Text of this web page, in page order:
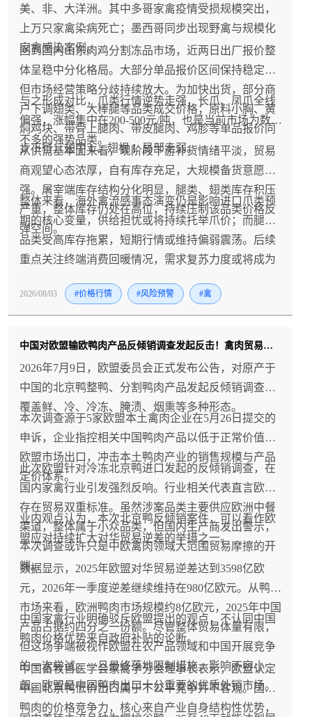
美、非、大洋洲。其中多哥家禽疫情受损规模突出，
上万只家禽染病死亡；墨西哥同步出现野禽与规模化
家禽感染案例。
回到国内山东肉鸡分割冻品市场，近两日出厂报价整
体呈稳中分化格局。大部分单品报价区间保持稳定，
但市场经营策略分歧持续放大。为加快出货，部分商
户下调翅类、大棒腿等品类成交价格；原料小胸、黄
焖鸡块、带骨上腿肉、带皮腿肉、鸡胗等单品报价同
步下行，翅中 L、翅根 L 局部走弱。
与之形成对比，爪类行情逆势走强，长爪、凤爪全线
偏强，涨幅集中在200-500元/吨，也是当前市场为数
不多的强势品类。
从供需基本面来看，现阶段下游补货情绪平淡，贸易
商观望心态浓厚，自有库存充足，大规模备货意愿不
强。屠宰端库存结构分化明显，腿类、翅类库存积压
严重，整体库存仍处在高位，持续压制该品类价格反
弹空间。
整体来看，海外禽流感事态演变仍是影响进口爪类预
期的核心变量，供给担忧或将持续托举爪价；而腿翅
品类受高库存拖累，短期行情或维持偏弱震荡。后续
重点关注终端消费回暖情况，需求复苏力度或将成为
2026/08/03 #价格行情 #风险预警 #禽
中国对欧盟输欧鸭肉产品反倾销调查发起反击！禽肉贸易风险升温！
2026年7月9日，欧盟委员会正式发布公告，对原产于
中国的北京鸭整鸭、分割鸭肉产品发起反倾销调查，
覆盖鲜、冷、冷冻、腌渍、烟熏等多种形态。
本次调查源于5家欧盟本土禽肉企业在5月26日提交的
申诉，企业指控相关中国鸭肉产品以低于正常价值向
欧盟市场出口，冲击本土鸭肉产业的销售规模与产品
定价体系。
此次欧盟针对冷冻北京鸭进口发起的反倾销调查，在
国内家禽行业引发强烈反响。行业相关代表直言欧盟
存在贸易双重标准。虽然涉案品类主要供应欧洲中餐
渠道，整体属于小众品类，但国内生产商发出警示，
本次调查或许只是中欧禽肉领域大范围贸易摩擦的开
端。
业内观点认为，本次北京鸭反倾销案件，可以看作欧
盟应对持续扩大对华贸易逆差的举措之一。
数据显示，2025年欧盟对华贸易逆差达到3598亿欧
元，2026年一季度逆差继续维持在980亿欧元。从鸭肉
市场来看，欧洲鸭肉市场规模约8亿欧元，2025年中国
产品占据约四分之一份额。尽管整体贸易体量有限，
但这场争端被视作欧盟在农产品领域和中国开展竞争
的一次尝试。一旦最终落地限制措施，影响不容小
觑，欧盟是中国鸭肉出口十分重要的优质外销市场。
中国家禽行业明确驳斥欧盟提出的观点，不认同中国
鸭肉价格优势来自政府补贴的论断。
中国畜牧兽医学会家禽学分会理事长表示，欧盟认定
中国北京鸭低价出口属于不公平竞争并不客观。国内
鸭肉的价格竞争力，核心来自产业自身结构性优势，